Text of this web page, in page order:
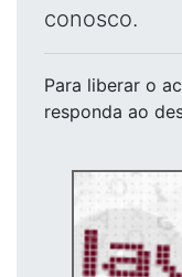
conosco.
Para liberar o
responda ao